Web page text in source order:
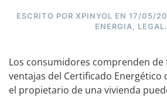
ESCRITO POR XPINYOL EN 17/05/
ENERGIA, LEGAL.
Los consumidores comprenden
ventajas del Certificado Energético
el propietario de una vivienda